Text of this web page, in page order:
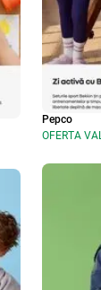
Pepco
OFERTA